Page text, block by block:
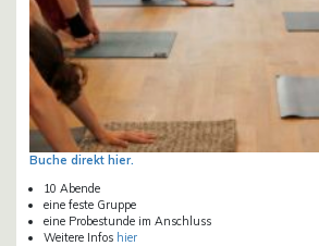
Buche direkt hier.
10 Abende
eine feste Gruppe
eine Probestunde im Anschluss
Weitere Infos hier